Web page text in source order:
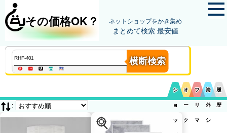
その価格OK？ ネットショップをかき集め
まとめて検索 最安値
横断検索
シ
ョ
ッ
オ
ー
ク
フ
リ
マ
海
外
シ
履
歴
: